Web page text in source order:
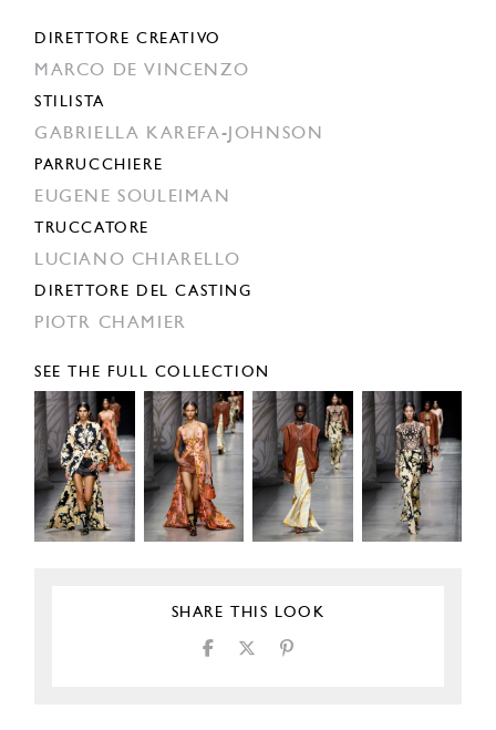
DIRETTORE CREATIVO
MARCO DE VINCENZO
STILISTA
GABRIELLA KAREFA-JOHNSON
PARRUCCHIERE
EUGENE SOULEIMAN
TRUCCATORE
LUCIANO CHIARELLO
DIRETTORE DEL CASTING
PIOTR CHAMIER
SEE THE FULL COLLECTION
SHARE THIS LOOK